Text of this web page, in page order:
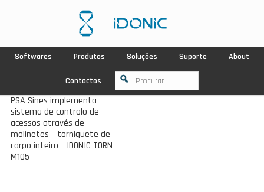
Softwares Produtos Soluções Suporte About
Contactos
PSA Sines implementa
sistema de controlo de
acessos através de
molinetes – torniquete de
corpo inteiro – IDONIC TORN
M105